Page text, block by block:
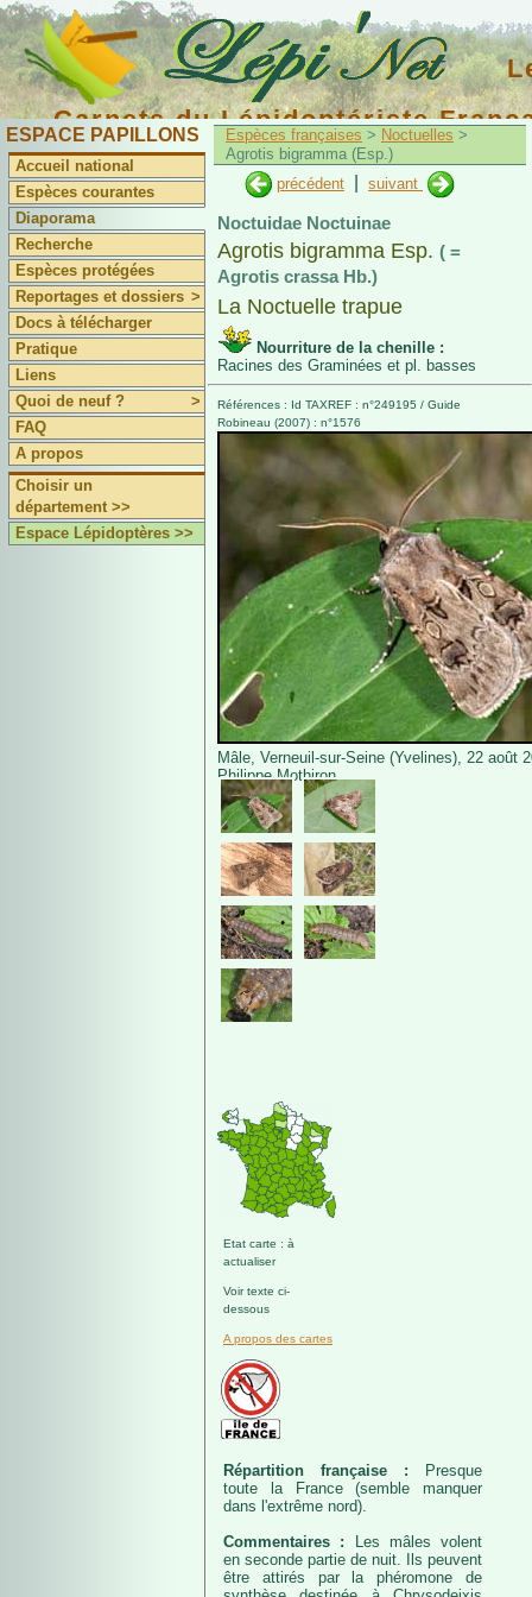
Carnets du Lépidoptériste
ESPACE PAPILLONS
Accueil national
Espèces courantes
Diaporama
Recherche
Espèces protégées
Reportages et dossiers >
Docs à télécharger
Pratique
Liens
Quoi de neuf ?
>
FAQ
A propos
Choisir un
département >>
Espace Lépidoptères >>
Espèces françaises > Noctuelles >
Agrotis bigramma (Esp.)
précédent
suivant
Noctuidae Noctuinae
Agrotis bigramma Esp. ( =
Agrotis crassa Hb.)
La Noctuelle trapue
Nourriture de la chenille :
Racines des Graminées et pl. basses
Références : Id TAXREF : n°249195 / Guide
Robineau (2007) : n°1576
Mâle, Verneuil-sur-Seine (Yvelines), 22 août
Philippe Mothiron.
Etat carte : à
actualiser
Voir texte ci-
dessous
A propos des cartes
Répartition française :
Presque
toute la France (semble manquer
dans l'extrême nord).
Commentaires :
Les mâles volent
en seconde partie de nuit. Ils peuvent
être attirés par la phéromone de